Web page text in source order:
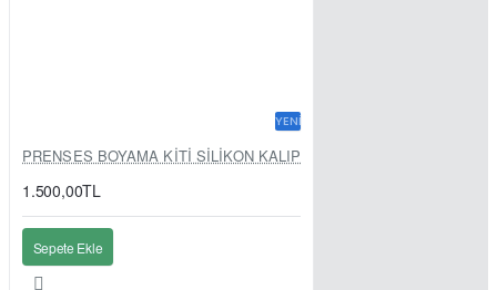
YENI
PRENSES BOYAMA KİTİ SİLİKON KALIP
1.500,00TL
Sepete Ekle